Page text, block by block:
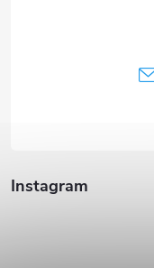
Instagram